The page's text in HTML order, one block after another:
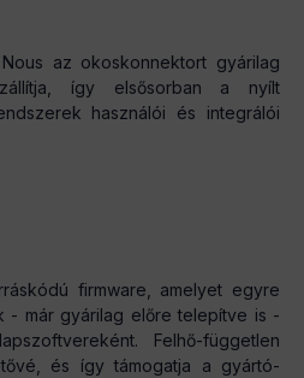
az okoskonnektort gyárilag
így elsősorban a nyílt
használói és integrálói
firmware, amelyet egyre
- már gyárilag előre telepítve is -
Felhő-független
és így támogatja a gyártó-